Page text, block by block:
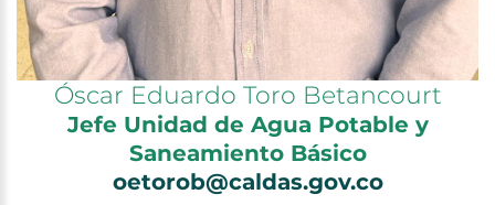
Óscar Eduardo Toro Betancourt
Jefe Unidad de Agua Potable y
Saneamiento Básico
oetorob@caldas.gov.co